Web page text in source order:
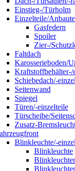
Einstieg-/Türholm
Einzelteile/
Gasfedern
Spoiler
Zier-/
Faltdach
Karosserieboden/
Kraftstoffbehälter-/
Schiebedach/-
Seitenwand
Spiegel
Türen/-einzelteile
Türscheibe/
Zusatz-
Blinkleuchte/-
Blinkleuchte